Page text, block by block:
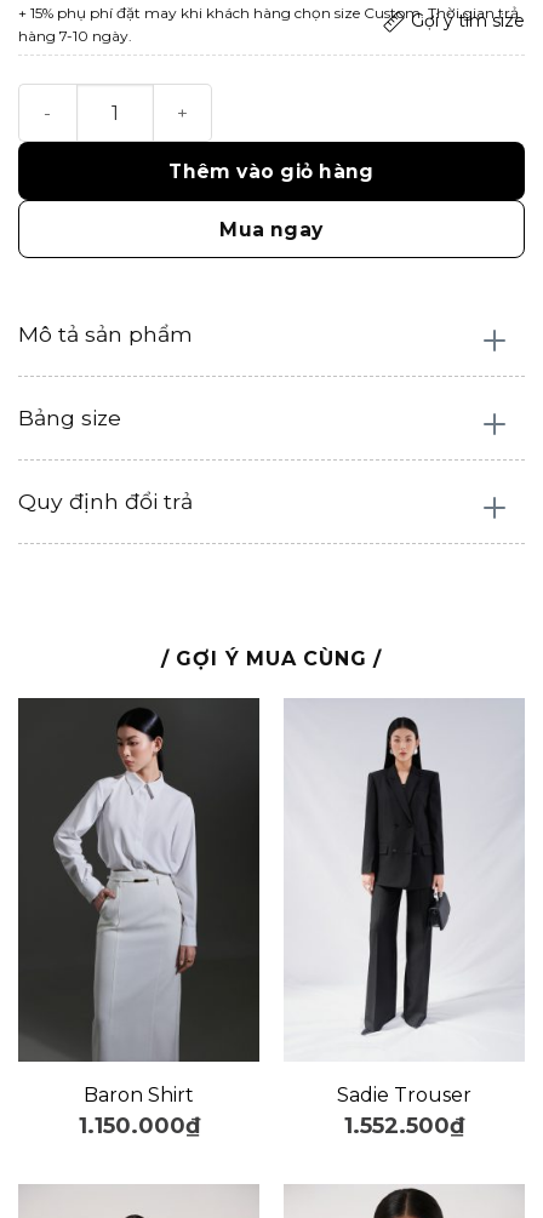
+ 15% phụ phí đặt may khi khách hàng chọn size Custom. Thời gian trả
hàng 7-10 ngày.
Gợi ý tìm size
Thêm vào giỏ hàng
Mua ngay
Mô tả sản phẩm
Bảng size
Quy định đổi trả
/ GỢI Ý MUA CÙNG /
Baron Shirt
1.150.000₫
Sadie Trouser
1.552.500₫